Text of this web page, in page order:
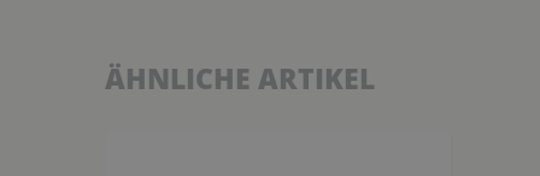
ÄHNLICHE ARTIKEL